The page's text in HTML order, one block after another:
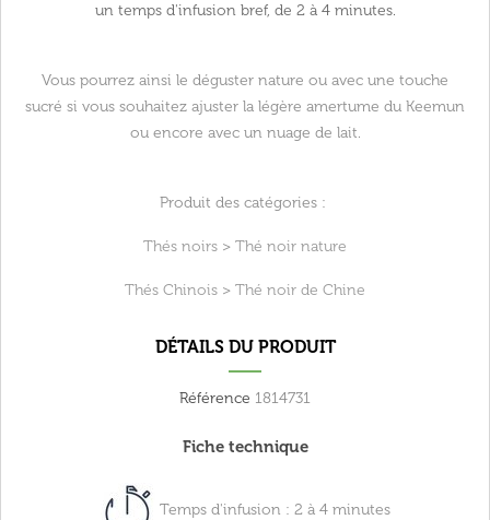
un temps d'infusion bref, de 2 à 4 minutes.
Vous pourrez ainsi le déguster nature ou avec une touche
sucré si vous souhaitez ajuster la légère amertume du Keemun
ou encore avec un nuage de lait.
Produit des catégories :
Thés noirs > Thé noir nature
Thés Chinois > Thé noir de Chine
DÉTAILS DU PRODUIT
Référence 1814731
Fiche technique
Temps d'infusion : 2 à 4 minutes